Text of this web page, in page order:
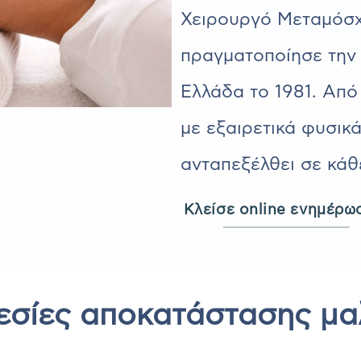
Χειρουργό
πραγματοποίησε
Ελλάδα το 1981. Από
με εξαιρετικά
ανταπεξέλθει σε
Κλείσε online
αποκατάστασης